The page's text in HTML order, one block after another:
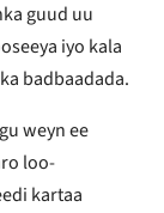
guud uu
iyo kala
badbaadada.
weyn ee
loo-
kartaa